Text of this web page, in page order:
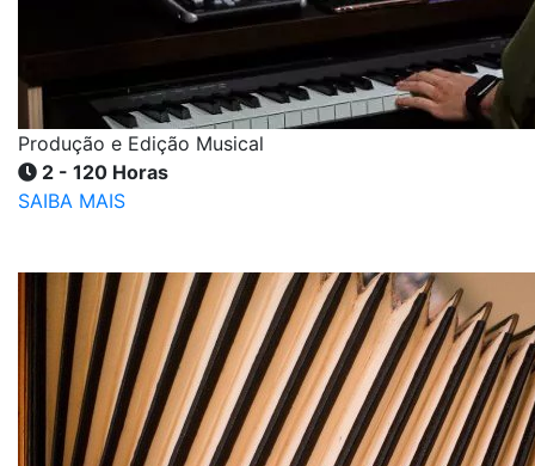
Produção e Edição Musical
2 - 120 Horas
SAIBA MAIS